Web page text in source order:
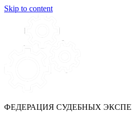
Skip to content
ФЕДЕРАЦИЯ СУДЕБНЫХ